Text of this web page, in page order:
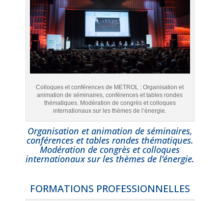
Colloques et conférences de METROL : Organisation et
animation de séminaires, conférences et tables rondes
thématiques. Modération de congrès et colloques
internationaux sur les thèmes de l’énergie.
Organisation et animation de séminaires,
conférences et tables rondes thématiques.
Modération de congrès et colloques
internationaux sur les thèmes de l’énergie.
FORMATIONS PROFESSIONNELLES